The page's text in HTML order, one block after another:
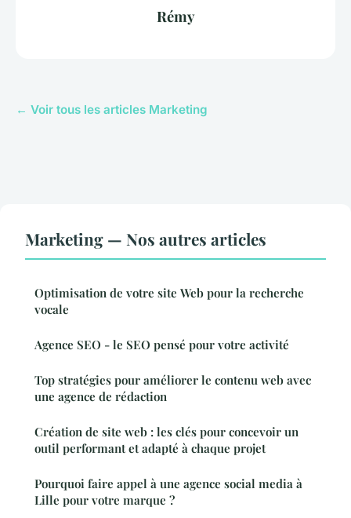
Rémy
← Voir tous les articles Marketing
Marketing — Nos autres articles
Optimisation de votre site Web pour la recherche
vocale
Agence SEO - le SEO pensé pour votre activité
Top stratégies pour améliorer le contenu web avec
une agence de rédaction
Création de site web : les clés pour concevoir un
outil performant et adapté à chaque projet
Pourquoi faire appel à une agence social media à
Lille pour votre marque ?